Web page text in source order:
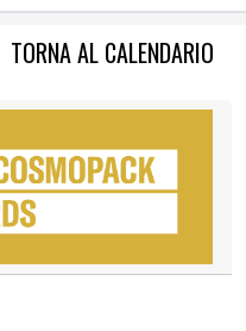
TORNA AL CALENDARIO